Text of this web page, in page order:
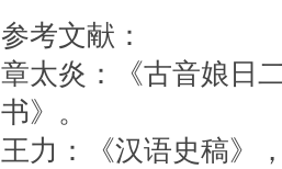
参考文献：
章太炎：《古音娘日
书》。
王力：《汉语史稿》